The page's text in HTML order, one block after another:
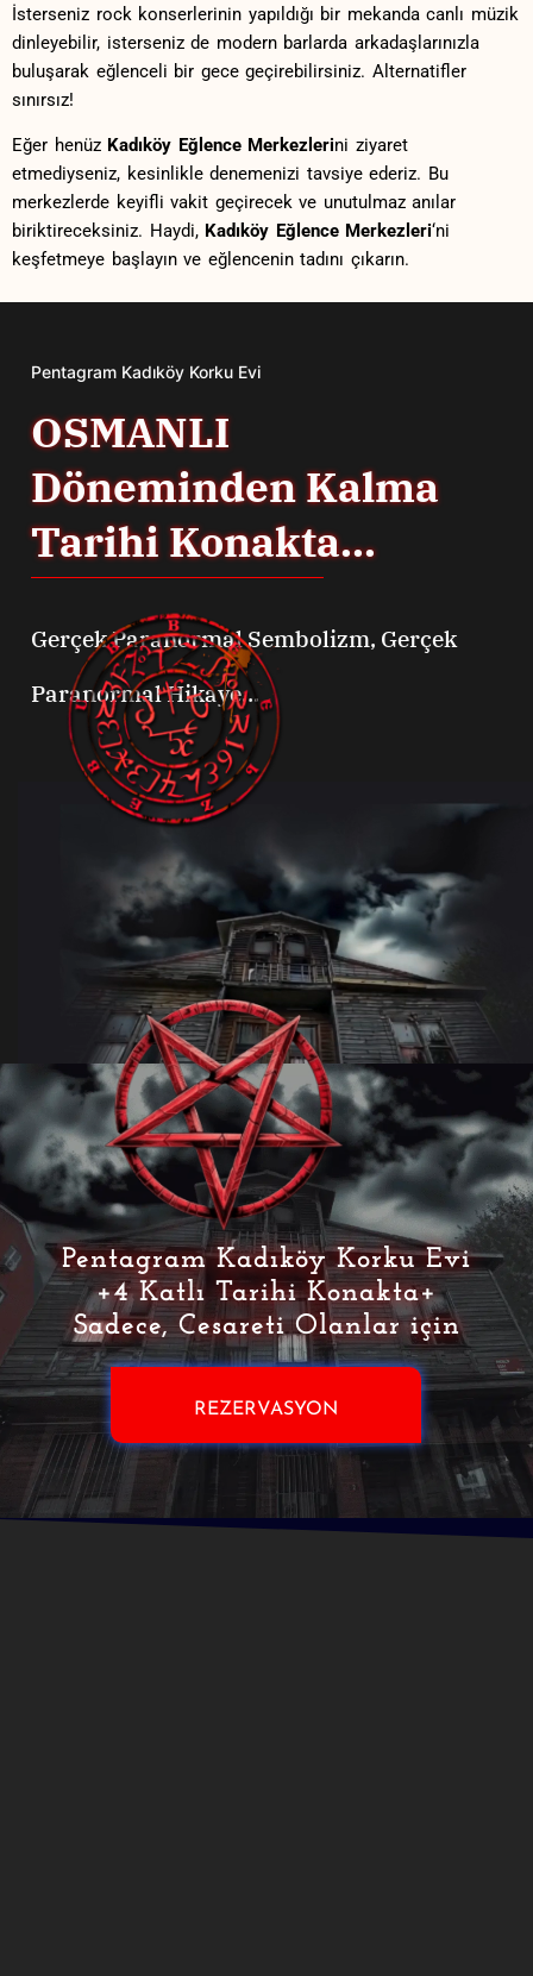
İsterseniz rock konserlerinin⁤ yapıldığı bir mekanda canlı müzik
dinleyebilir,⁣ isterseniz ‍de modern barlarda arkadaşlarınızla
buluşarak eğlenceli bir gece geçirebilirsiniz. Alternatifler
⁢sınırsız!
Eğer henüz Kadıköy Eğlence Merkezlerini ⁤ziyaret
etmediyseniz, kesinlikle⁤ denemenizi ‌tavsiye ‌ederiz.​ Bu
merkezlerde keyifli vakit ‍geçirecek ve unutulmaz⁣ anılar
biriktireceksiniz. Haydi,⁤ Kadıköy Eğlence Merkezleri‘ni
keşfetmeye başlayın ve eğlencenin tadını ​çıkarın.
Pentagram Kadıköy Korku Evi
OSMANLI
Döneminden Kalma
Tarihi Konakta...
Gerçek Paranormal Sembolizm, Gerçek
Paranormal Hikaye...
Pentagram Kadıköy Korku Evi
+4 Katlı Tarihi Konakta+
Sadece, Cesareti Olanlar için
REZERVASYON